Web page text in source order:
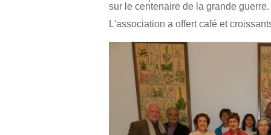
sur le centenaire de la grande guerre.
L'association a offert café et